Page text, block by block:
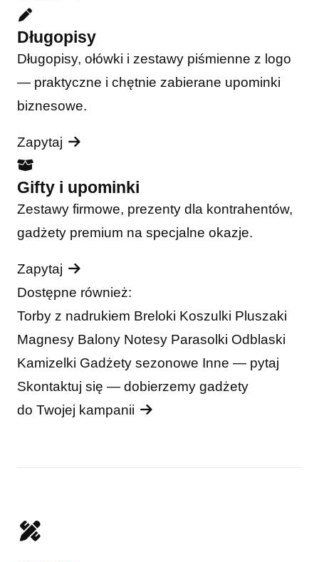
Długopisy
Długopisy, ołówki i zestawy piśmienne z logo
— praktyczne i chętnie zabierane upominki
biznesowe.
Zapytaj
Gifty i upominki
Zestawy firmowe, prezenty dla kontrahentów,
gadżety premium na specjalne okazje.
Zapytaj
Dostępne również:
Torby z nadrukiem Breloki Koszulki Pluszaki
Magnesy Balony Notesy Parasolki Odblaski
Kamizelki Gadżety sezonowe Inne — pytaj
Skontaktuj się — dobierzemy gadżety
do Twojej kampanii